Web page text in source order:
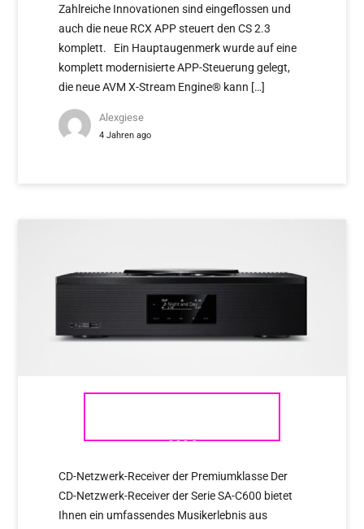
Zahlreiche Innovationen sind eingeflossen und
auch die neue RCX APP steuert den CS 2.3
komplett. Ein Hauptaugenmerk wurde auf eine
komplett modernisierte APP-Steuerung gelegt,
die neue AVM X-Stream Engine® kann […]
Alexgiese
4 Jahren ago
999€
CD-Netzwerk-Receiver der Premiumklasse Der
CD-Netzwerk-Receiver der Serie SA-C600 bietet
Ihnen ein umfassendes Musikerlebnis aus